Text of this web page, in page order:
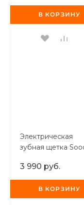
В КОРЗИНУ
Электрическая
зубная щетка
X3U (чёрный)
3 990 руб.
В КОРЗИНУ